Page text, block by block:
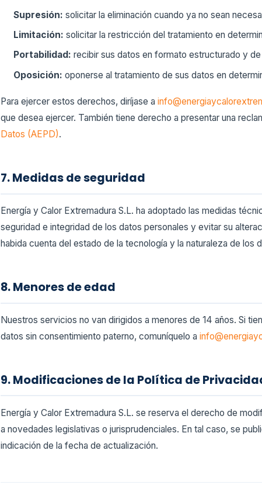
Supresión: solicitar la eliminación cuando ya no sean
Limitación: solicitar la restricción del tratamiento en
Portabilidad: recibir sus datos en formato estructurado y
Oposición: oponerse al tratamiento de sus datos en
Para ejercer estos derechos, diríjase a
que desea ejercer. También tiene derecho a presentar una
Datos (AEPD).
7. Medidas de seguridad
Energía y Calor Extremadura S.L. ha adoptado las medidas
seguridad e integridad de los datos personales y evitar su
habida cuenta del estado de la tecnología y la naturaleza de los
8. Menores de edad
Nuestros servicios no van dirigidos a menores de 14 años. Si
datos sin consentimiento paterno, comuníquelo a
9. Modificaciones de la Política de
Energía y Calor Extremadura S.L. se reserva el derecho de
a novedades legislativas o jurisprudenciales. En tal caso, se
indicación de la fecha de actualización.